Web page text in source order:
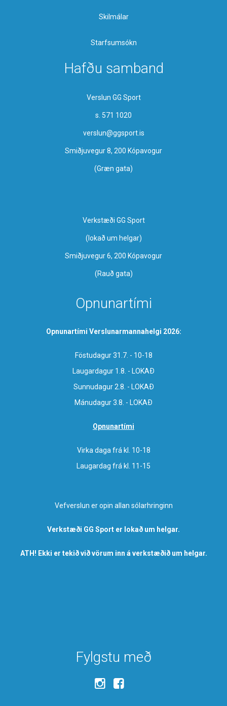
Skilmálar
Starfsumsókn
Hafðu samband
Verslun GG Sport
s. 571 1020
verslun@ggsport.is
Smiðjuvegur 8, 200 Kópavogur
(Græn gata)
Verkstæði GG Sport
​(lokað um helgar)
Smiðjuvegur 6, 200 Kópavogur
(Rauð gata)
Opnunartími
Opnunartími Verslunarmannahelgi 2026:
Föstudagur 31.7. - 10-18
Laugardagur 1.8. - LOKAÐ
Sunnudagur 2.8. - LOKAÐ
Mánudagur 3.8. - LOKAÐ
Opnunartími
Virka daga frá kl. 10-18
Laugardag frá kl. 11-15
Vefverslun er opin allan sólarhringinn
Verkstæði GG Sport er lokað um helgar.
ATH! Ekki er tekið við vörum inn á verkstæðið um helgar.
Fylgstu með